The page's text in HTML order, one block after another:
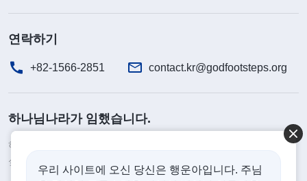
출 사역 진척이 더디고, 본분 이행이 수동적이며 지
지부진하다고 지적하고, 저희가 책임지고 있는 범위
사실이었습니다. 자매가 그렇게 저희 사역의 문제점
사역을 지키기 위한 것이었으니, 저는 마땅히 그것을
받아들여 제 사역의 문제점을 반성하고 즉시 바로잡
아야 했습니다. 하지만 저는 어땠습니까? 반성하기
연락하기
+82-1566-2851 contact.kr@godfootsteps.org
하나님나라가 임했습니다.
하나님나라가 이미 인간 세상에 임했습니다. 하나님나라에 들어가고
싶으십니까?
우리 사이트에 오신 당신은 행운아입니다. 주님